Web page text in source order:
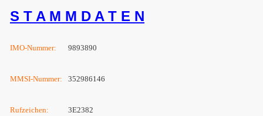
S T A M M D A T E N
IMO-Nummer: 9893890
MMSI-Nummer: 352986146
Rufzeichen: 3E2382